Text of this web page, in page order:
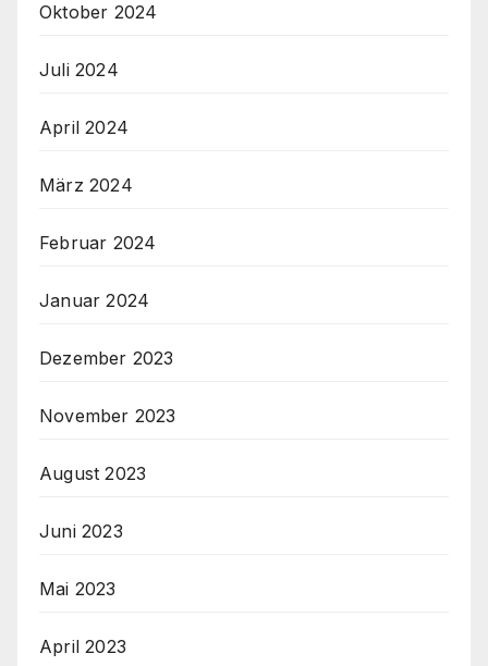
Oktober 2024
Juli 2024
April 2024
März 2024
Februar 2024
Januar 2024
Dezember 2023
November 2023
August 2023
Juni 2023
Mai 2023
April 2023